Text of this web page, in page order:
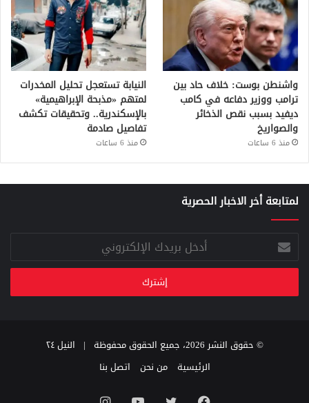
واشنطن بوست: خلاف حاد بين
ترامب ووزير دفاعه في كامب
ديفيد بسبب نقص الذخائر
والصواريخ
منذ 6 ساعات
النيابة تستعجل تحليل المخدرات
لمتهم «مذبحة الإبراهيمية»
بالإسكندرية.. وتحقيقات تكشف
تفاصيل صادمة
منذ 6 ساعات
لمتابعة أخر الاخبار الحصرية
أدخل
بريدك
الإلكتروني
© حقوق النشر 2026، جميع الحقوق محفوظة |
النيل ٢٤
الرئيسية
من نحن اتصل بنا